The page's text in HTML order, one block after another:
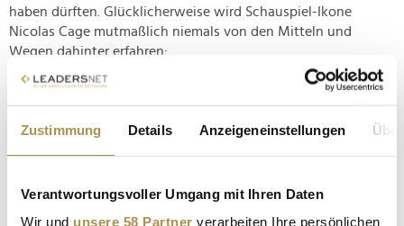
Zustimmung Details Anzeigeneinstellungen
Verantwortungsvoller Umgang mit Ihren Daten
Wir und unsere 58 Partner verarbeiten Ihre persönlichen
haben dürften. Glücklicherweise wird Schauspiel-Ikone
Nicolas Cage mutmaßlich niemals von den Mitteln und
Wegen dahinter erfahren:...
Indiana Jones: Harrison Fords Fedora findet neuen
Besitzer
NEWS | 20.08.2024
Bei einer Auktion in Los Angeles sind zahlreiche Requisiten